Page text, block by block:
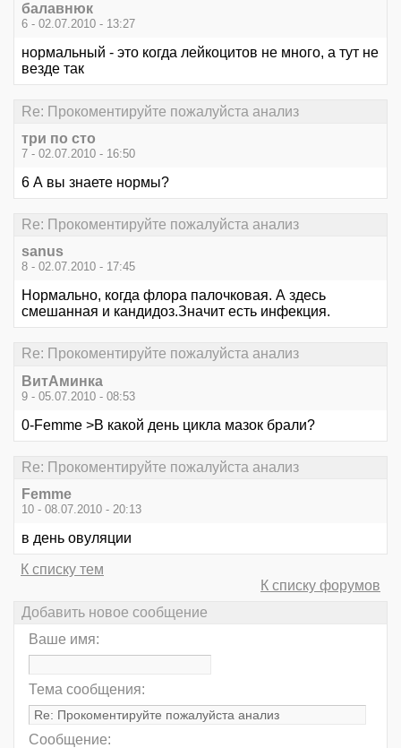
балавнюк
6 - 02.07.2010 - 13:27
нормальный - это когда лейкоцитов не много, а тут не
везде так
Re: Прокоментируйте пожалуйста анализ
три по сто
7 - 02.07.2010 - 16:50
6 А вы знаете нормы?
Re: Прокоментируйте пожалуйста анализ
sanus
8 - 02.07.2010 - 17:45
Нормально, когда флора палочковая. А здесь
смешанная и кандидоз.Значит есть инфекция.
Re: Прокоментируйте пожалуйста анализ
ВитАминка
9 - 05.07.2010 - 08:53
0-Femme >В какой день цикла мазок брали?
Re: Прокоментируйте пожалуйста анализ
Femme
10 - 08.07.2010 - 20:13
в день овуляции
К списку тем
К списку форумов
Добавить новое сообщение
Ваше имя:
Тема сообщения:
Сообщение: